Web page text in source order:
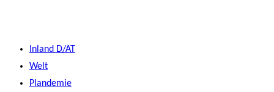
Inland D/AT
Welt
Plandemie